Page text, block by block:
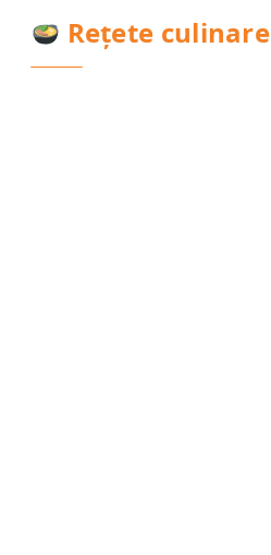
conținut
Rețete culinare